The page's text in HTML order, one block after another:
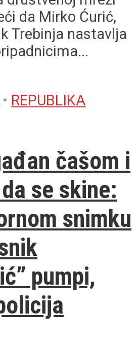
da Mirko Ćurić,
Trebinja nastavlja
• REPUBLIKA
čašom i
se skine:
snimku
pumpi,